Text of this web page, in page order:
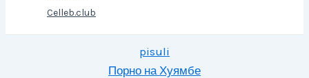
Celleb.club
pisuli
Порно на Хуямбе